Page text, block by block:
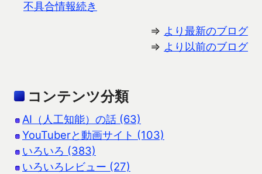
不具合情報続き
⇒ より最新のブログ
⇒ より以前のブログ
コンテンツ分類
AI（人工知能）の話 (63)
YouTuberと動画サイト (103)
いろいろ (383)
いろいろレビュー (27)